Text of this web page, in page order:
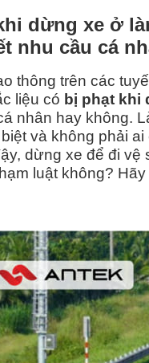
dừng xe ở
nhu cầu cá
thông trên các
liệu có bị phạt khi
nhân hay không.
và không phải
dừng xe để đi
luật không?